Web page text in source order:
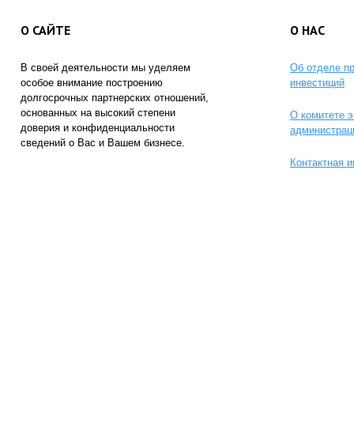
О САЙТЕ
В своей деятельности мы уделяем
особое внимание построению
долгосрочных партнерских отношений,
основанных на высокий степени
доверия и конфиденциальности
сведений о Вас и Вашем бизнесе.
О НАС
Об отделе
инвестиций
О комитете
Контактная